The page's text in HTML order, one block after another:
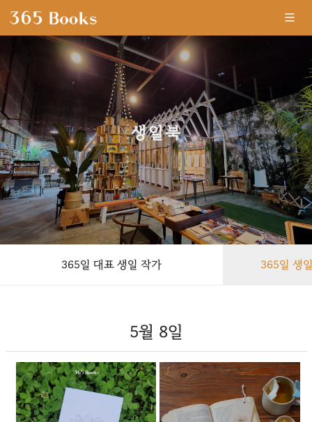
생일북
-
365일 대표 생일 작가 365일 생
5월 8일